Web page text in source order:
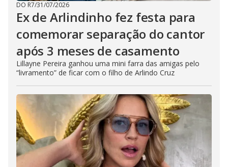
DO R7/31/07/2026
Ex de Arlindinho fez festa para
comemorar separação do cantor
após 3 meses de casamento
Lillayne Pereira ganhou uma mini farra das amigas pelo
“livramento” de ficar com o filho de Arlindo Cruz